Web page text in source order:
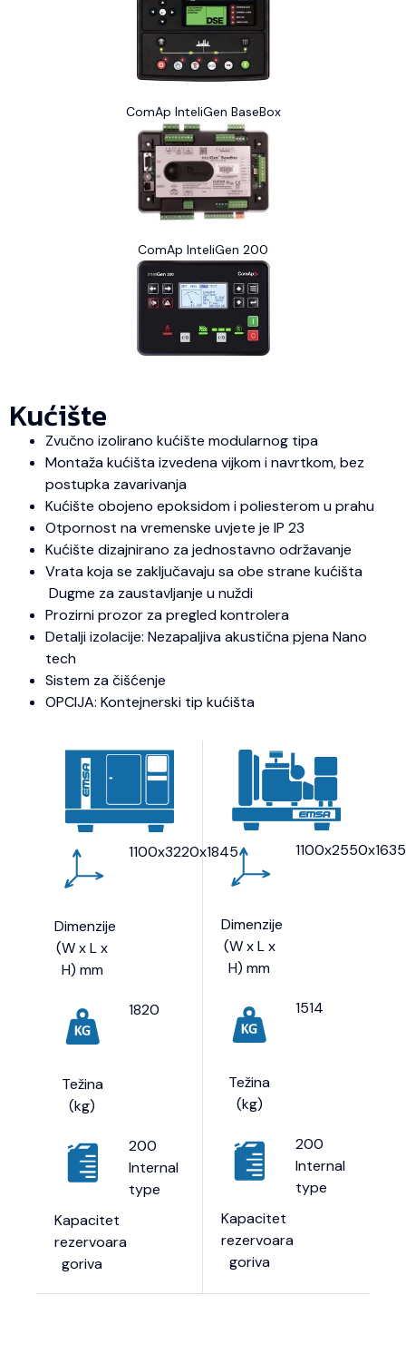
ComAp InteliGen BaseBox
ComAp InteliGen 200
Kućište
Zvučno izolirano kućište modularnog tipa
Montaža kućišta izvedena vijkom i navrtkom, bez
postupka zavarivanja
Kućište obojeno epoksidom i poliesterom u prahu
Otpornost na vremenske uvjete je IP 23
Kućište dizajnirano za jednostavno održavanje
Vrata koja se zaključavaju sa obe strane kućišta
Dugme za zaustavljanje u nuždi
Prozirni prozor za pregled kontrolera
Detalji izolacije: Nezapaljiva akustična pjena Nano
tech
Sistem za čišćenje
OPCIJA: Kontejnerski tip kućišta
Dimenzije
(W x L x
H) mm
1100x3220x1845
Težina
(kg)
1820
Kapacitet
rezervoara
goriva
200
Internal
type
Dimenzije
(W x L x
H) mm
1100x2550x1635
Težina
(kg)
1514
Kapacitet
rezervoara
goriva
200
Internal
type